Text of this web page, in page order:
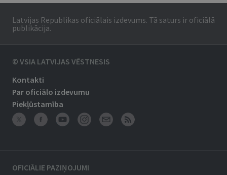
Latvijas Republikas oficiālais izdevums. Tā saturs ir oficiālā
publikācija.
© VSIA LATVIJAS VĒSTNESIS
Kontakti
Par oficiālo izdevumu
Piekļūstamība
OFICIĀLIE PAZIŅOJUMI